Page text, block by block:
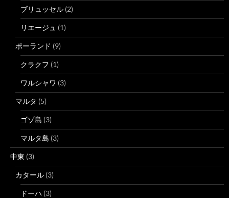
ブリュッセル (2)
リエージュ (1)
ポーランド (9)
クラクフ (1)
ワルシャワ (3)
マルタ (5)
ゴゾ島 (3)
マルタ島 (3)
中東 (3)
カタール (3)
ドーハ (3)